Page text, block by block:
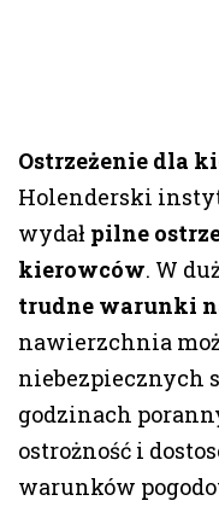
Ostrzeżenie dla
Holenderski
wydał pilne
kierowców. W
trudne warunki
nawierzchnia
niebezpiecznych
godzinach
ostrożność i
warunków